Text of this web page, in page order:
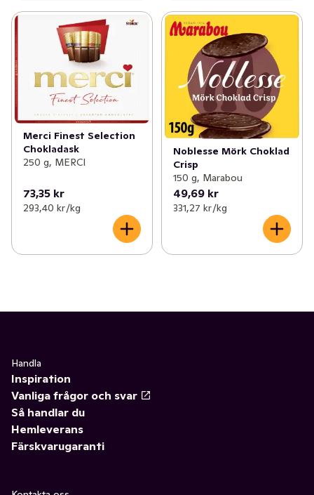
Merci Finest Selection
Chokladask
250 g, MERCI
73,35 kr
293,40 kr /kg
Noblesse Mörk Choklad
Crisp
150 g, Marabou
49,69 kr
331,27 kr /kg
Handla
Inspiration
Vanliga frågor och svar
Så handlar du
Hemleverans
Färskvarugaranti